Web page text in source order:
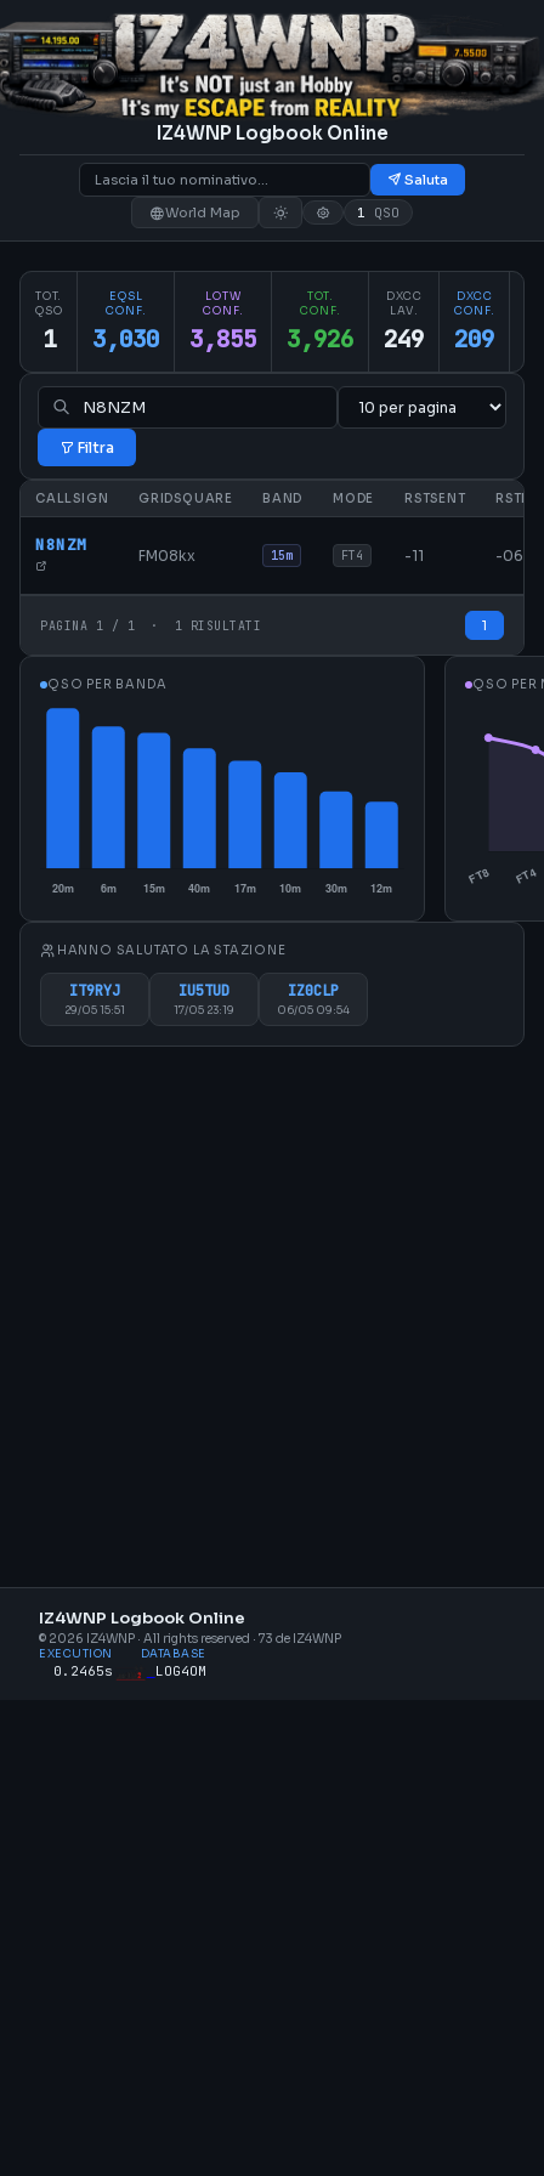
IZ4WNP Logbook Online
Saluta
World Map
1 QSO
TOT.
QSO
1
EQSL
CONF.
3,030
LOTW
CONF.
3,855
TOT.
CONF.
3,926
DXCC
LAV.
249
DXCC
CONF.
209
Filtra
CALLSIGN GRIDSQUARE BAND MODE RSTSENT
N8NZM
FM08kx 15m FT4 -11 -06
PAGINA 1 / 1 · 1 RISULTATI 1
QSO PER BANDA QSO PER
HANNO SALUTATO LA STAZIONE
IT9RYJ
29/05 15:51
IU5TUD
17/05 23:19
IZ0CLP
06/05 09:54
IZ4WNP Logbook Online
© 2026 IZ4WNP · All rights reserved · 73 de IZ4WNP
EXECUTION
0.2465s
DATABASE
LOG4OM